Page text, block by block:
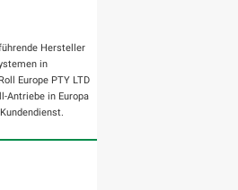
Hersteller
in
Europe PTY LTD
Antriebe in Europa